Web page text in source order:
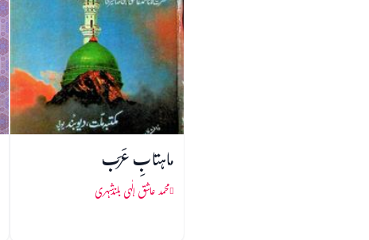
ماہتابِ عَرَب
محمد عاشق الٰہی بلندشہری